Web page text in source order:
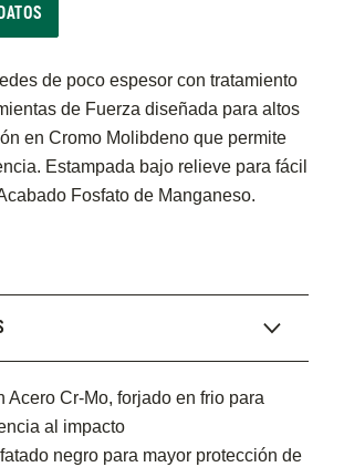
de poco espesor con tratamiento
de Fuerza diseñada para altos
en Cromo Molibdeno que permite
Estampada bajo relieve para fácil
Fosfato de Manganeso.
Acero Cr-Mo, forjado en frio para
al impacto
negro para mayor protección de